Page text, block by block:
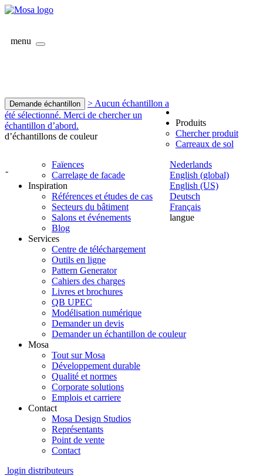
menu
Demande échantillon
> Aucun échantillon a
été sélectionné. Merci de chercher un
échantillon d’abord.
d’échantillons de couleur
-
Nederlands
English (global)
English (US)
Deutsch
Français
langue
Produits
Chercher produit
Carreaux de sol
Faïences
Carrelage de facade
Inspiration
Références et études de cas
Secteurs du bâtiment
Salons et événements
Blog
Services
Centre de téléchargement
Outils en ligne
Pattern Generator
Cahiers des charges
Livres et brochures
QB UPEC
Modélisation numérique
Demander un devis
Demander un échantillon de couleur
Mosa
Tout sur Mosa
Développement durable
Qualité et normes
Corporate solutions
Emplois et carriere
Contact
Mosa Design Studios
Représentants
Point de vente
Contact
login distributeurs